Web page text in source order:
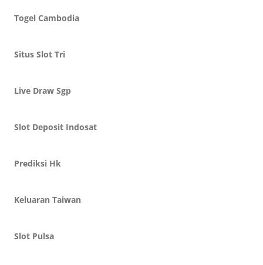
Togel Cambodia
Situs Slot Tri
Live Draw Sgp
Slot Deposit Indosat
Prediksi Hk
Keluaran Taiwan
Slot Pulsa